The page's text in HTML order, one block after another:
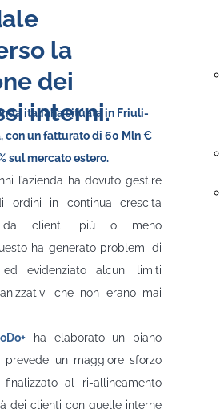
la
dei
interni.
italiana situata in Friuli-
con un fatturato di 60 Mln €
sul mercato estero.
l’azienda ha dovuto gestire
ordini in continua crescita
da clienti più o meno
ha generato problemi di
evidenziato alcuni limiti
che non erano mai
ha elaborato un piano
prevede un maggiore sforzo
finalizzato al ri-allineamento
dei clienti con quelle interne